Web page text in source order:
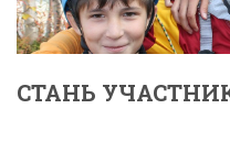
СТАНЬ